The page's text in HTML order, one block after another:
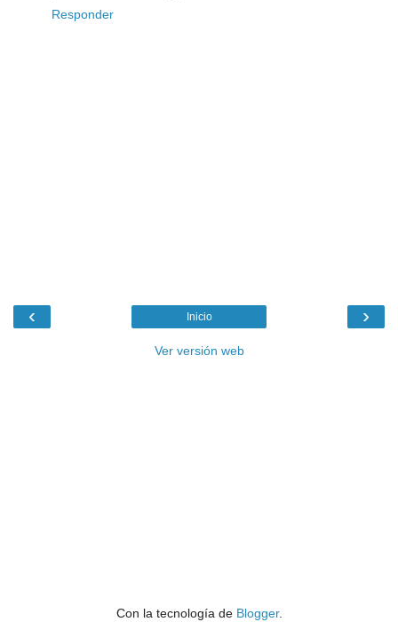
Responder
‹ ›
Inicio
Ver versión web
Con la tecnología de Blogger.